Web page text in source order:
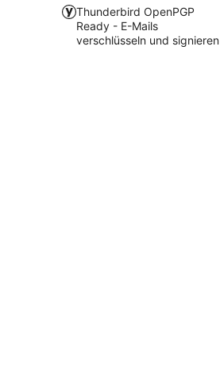
Thunderbird OpenPGP
Ready - E-Mails
verschlüsseln und signieren